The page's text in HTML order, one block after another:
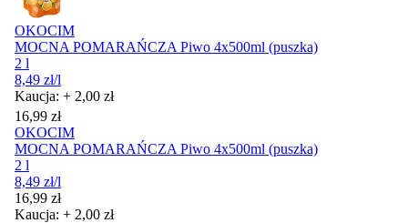
OKOCIM
MOCNA POMARAŃCZA Piwo 4x500ml (puszka)
2 l
8,49 zł/l
Kaucja: + 2,00 zł
Cena
16,99 zł
OKOCIM
MOCNA POMARAŃCZA Piwo 4x500ml (puszka)
2 l
8,49 zł/l
Cena
16,99 zł
Kaucja: + 2,00 zł